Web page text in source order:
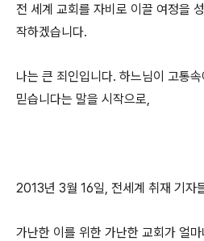
전 세계 교회를 자비로 이끌 여정을
작하겠습니다.
나는 큰 죄인입니다. 하느님이 고통
믿습니다는 말을 시작으로,
2013년 3월 16일, 전세계 취재 기자
가난한 이를 위한 가난한 교회가 얼